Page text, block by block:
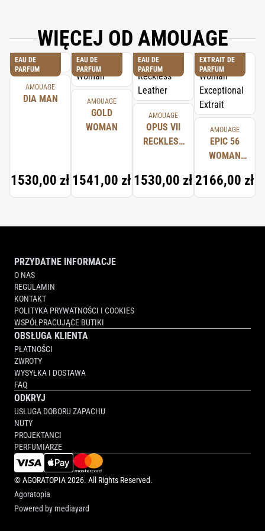
WIĘCEJ OD AMOUAGE
EAU DE
PARFUM
AMOUAGE
DIA MAN
1530,00 zł
EAU DE
PARFUM
AMOUAGE
GOLD
WOMAN
1541,00 zł
EAU DE
PARFUM
AMOUAGE
OPUS VII
RECKLESS
1530,00 zł
EXTRAIT DE
PARFUM
AMOUAGE
EPIC 56
WOMAN
EXTRAIT
2166,00 zł
PRZYDATNE INFORMACJE
O NAS
REGULAMIN
KONTAKT
POLITYKA PRYWATNOŚCI I COOKIES
WSPÓŁPRACUJĄCE BUTIKI
OBSŁUGA KLIENTA
PŁATNOŚCI
ZWROTY
WYSYŁKA I DOSTAWA
FAQ
ODKRYJ
USŁUGA DOBORU ZAPACHU
NUTY
PROJEKTANCI
PERFUMIARZE
©AGORATOPIA2026. All Rights Reserved.
Agoratopia
Powered by mediayard